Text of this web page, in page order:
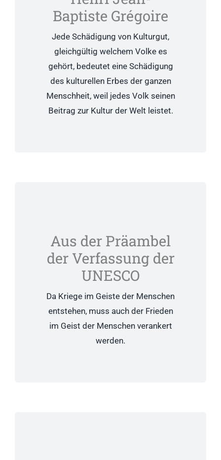
Baptiste Grégoire
Jede Schädigung von Kulturgut,
gleichgültig welchem Volke es
gehört, bedeutet eine Schädigung
des kulturellen Erbes der ganzen
Menschheit, weil jedes Volk seinen
Beitrag zur Kultur der Welt leistet.
Aus der Präambel
der Verfassung der
UNESCO
Da Kriege im Geiste der Menschen
entstehen, muss auch der Frieden
im Geist der Menschen verankert
werden.